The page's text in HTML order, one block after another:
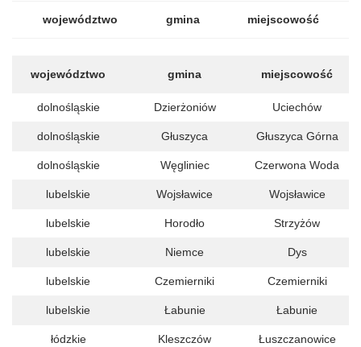
województwo gmina miejscowość
województwo gmina miejscowość
dolnośląskie Dzierżoniów Uciechów
dolnośląskie Głuszyca Głuszyca Górna
dolnośląskie Węgliniec Czerwona Woda
lubelskie Wojsławice Wojsławice
lubelskie Horodło Strzyżów
lubelskie Niemce Dys
lubelskie Czemierniki Czemierniki
lubelskie Łabunie Łabunie
łódzkie Kleszczów Łuszczanowice